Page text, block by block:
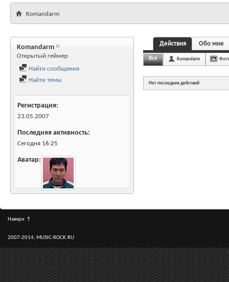
Komandarm
Komandarm
Открытый геймер
Найти сообщения
Найти темы
Регистрация
23.05.2007
Последняя активность
Сегодня 16:25
Аватар
Действия Обо мне
Все Komandarm
Нет последних действий
Наверх ↑
2007-2014, MUSIC-ROCK.RU